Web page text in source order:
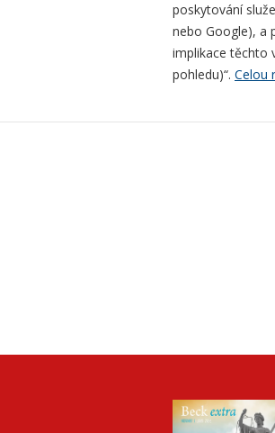
poskytování
nebo Google), a
implikace těchto
pohledu)“. Celou